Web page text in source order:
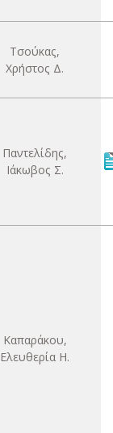
Τσούκας,
Χρήστος Δ.
Παντελίδης,
Ιάκωβος Σ.
Καπαράκου,
Ελευθερία Η.